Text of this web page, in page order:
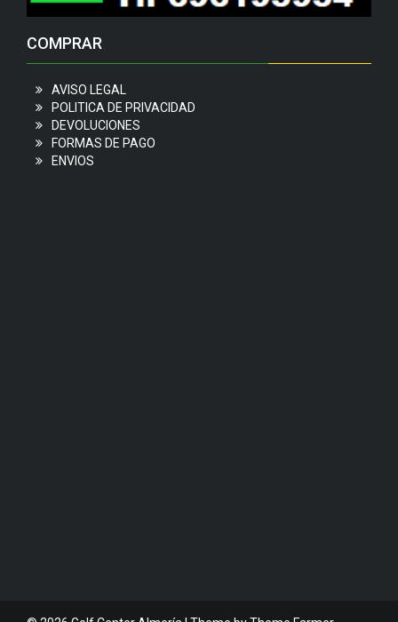
COMPRAR
AVISO LEGAL
POLITICA DE PRIVACIDAD
DEVOLUCIONES
FORMAS DE PAGO
ENVIOS